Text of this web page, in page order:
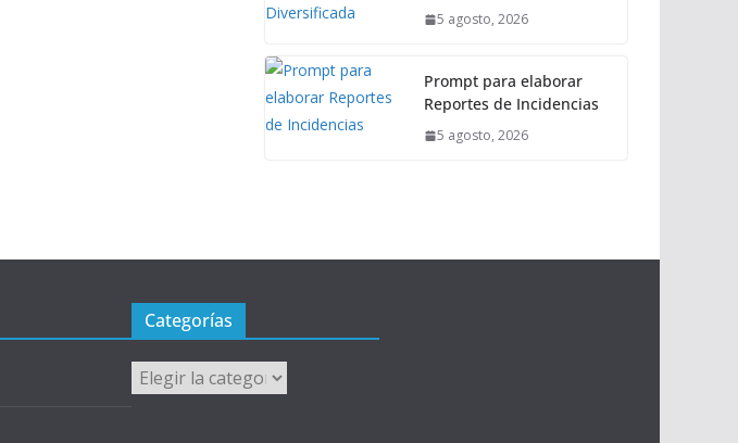
5 agosto, 2026
Prompt para elaborar
Reportes de Incidencias
5 agosto, 2026
Categorías
Categorías